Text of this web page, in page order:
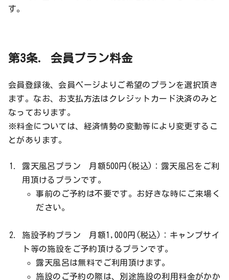
す。
第3条. 会員プラン料金
会員登録後、会員ページよりご希望のプランを選択頂き
ます。なお、お支払方法はクレジットカード決済のみと
なっております。
※料金については、経済情勢の変動等により変更するこ
とがあります。
露天風呂プラン 月額500円(税込)：露天風呂をご利
用頂けるプランです。
事前のご予約は不要です。お好きな時にご来場く
ださい。
施設予約プラン 月額1,000円(税込)：キャンプサイ
ト等の施設をご予約頂けるプランです。
露天風呂は無料でご利用頂けます。
施設のご予約の際は、別途施設の利用料金がかか